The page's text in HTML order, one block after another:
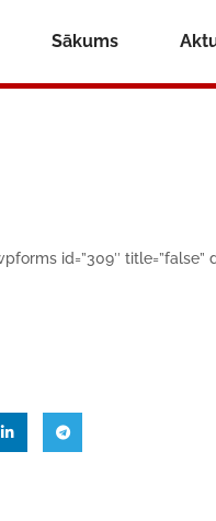
Sākums
id=”309″ title=”false”